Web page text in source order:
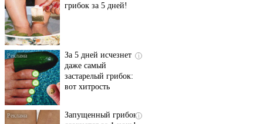
грибок за 5 дней!
i
За 5 дней исчезнет
даже самый
застарелый грибок:
вот хитрость
i
Запущенный грибок